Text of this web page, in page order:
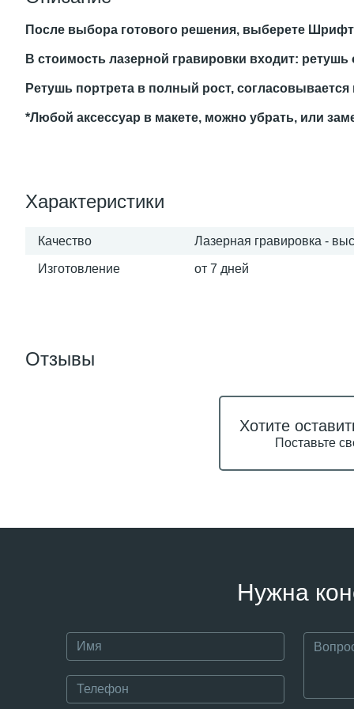
После выбора готового решения, выберете Шрифт,
В стоимость лазерной гравировки входит:
Ретушь портрета в полный рост,
*Любой аксессуар в макете, можно убрать, или
Характеристики
Качество Лазерная гравировка -
Изготовление от 7 дней
Отзывы
Хотите
Поставьте
Нужна